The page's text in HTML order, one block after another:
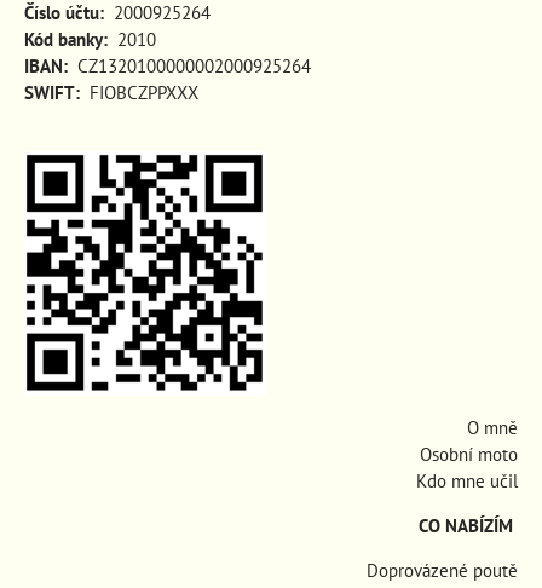
Číslo účtu: 2000925264
Kód banky: 2010
IBAN: CZ1320100000002000925264
SWIFT: FIOBCZPPXXX
O mně
Osobní moto
Kdo mne učil
CO NABÍZÍM
Doprovázené poutě